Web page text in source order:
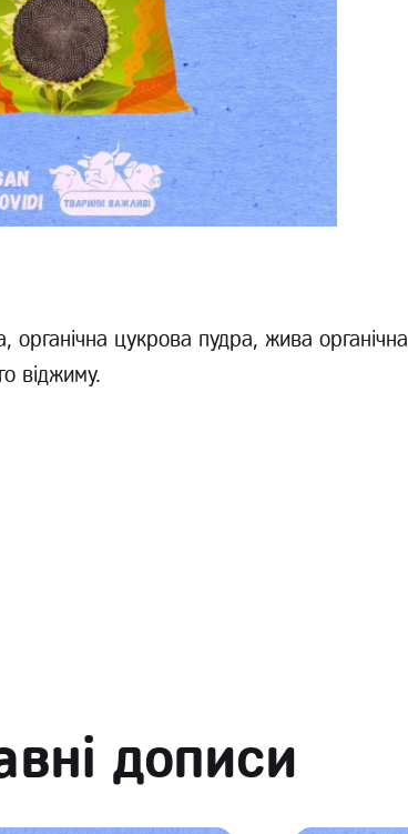
органічна цукрова пудра, жива органічна
віджиму.
дописи